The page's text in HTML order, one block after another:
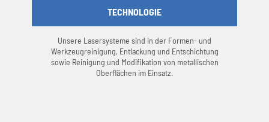
TECHNOLOGIE
Unsere Lasersysteme sind in der Formen- und
Werkzeugreinigung, Entlackung und Entschichtung
sowie Reinigung und Modifikation von metallischen
Oberflächen im Einsatz.